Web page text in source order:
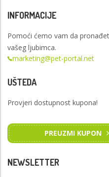
INFORMACIJE
Pomoći ćemo vam da
vašeg ljubimca.
marketing@pet-portal.net
UŠTEDA
Provjeri dostupnost kupona!
PREUZMI KUPON
NEWSLETTER